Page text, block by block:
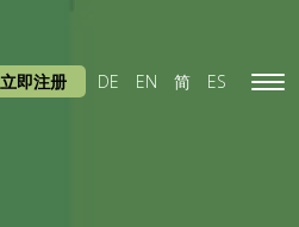
立即注册 DE EN 简 ES